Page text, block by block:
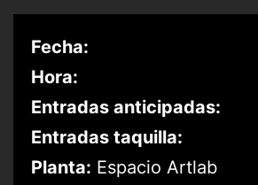
Fecha:
Hora:
Entradas anticipadas:
Entradas taquilla:
Planta: Espacio Artlab